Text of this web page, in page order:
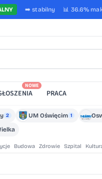
➡️stabilny 📊 36.6%
NOWE
PRACA
2 UM Oświęcim 1
Budowa Zdrowie Szpital